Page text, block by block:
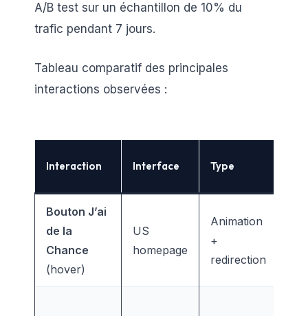
A/B test sur un échantillon de 10% du
trafic pendant 7 jours.
Tableau comparatif des principales
interactions observées :
Interaction Interface Type
Bouton J’ai
de la
Chance
(hover)
US
homepage
Animation
+
redirection